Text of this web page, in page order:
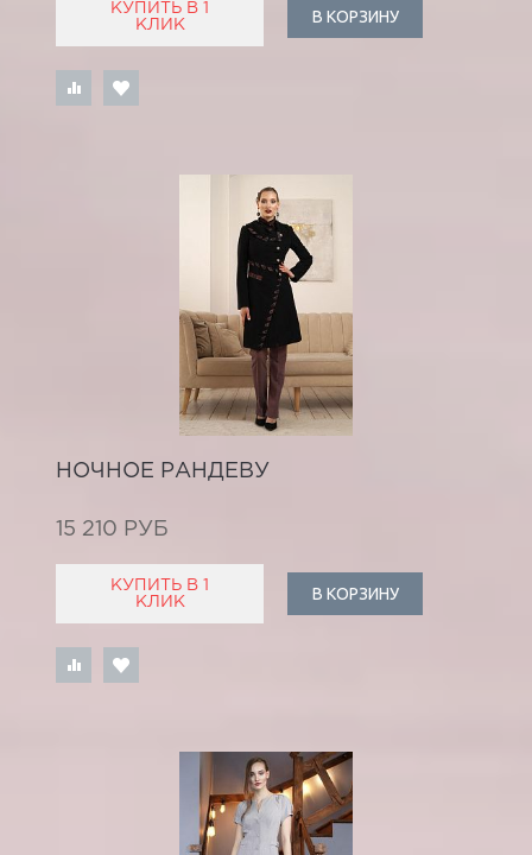
КУПИТЬ В 1
КЛИК
В КОРЗИНУ
НОЧНОЕ РАНДЕВУ
15 210 РУБ
КУПИТЬ В 1
КЛИК
В КОРЗИНУ